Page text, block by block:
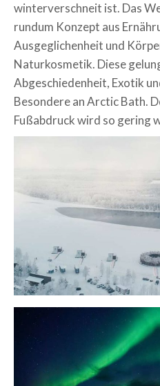
winterverschneit ist. Das
rundum Konzept aus
Ausgeglichenheit und
Naturkosmetik. Diese
Abgeschiedenheit, Exotik
Besondere an Arctic Bath.
Fußabdruck wird so gering